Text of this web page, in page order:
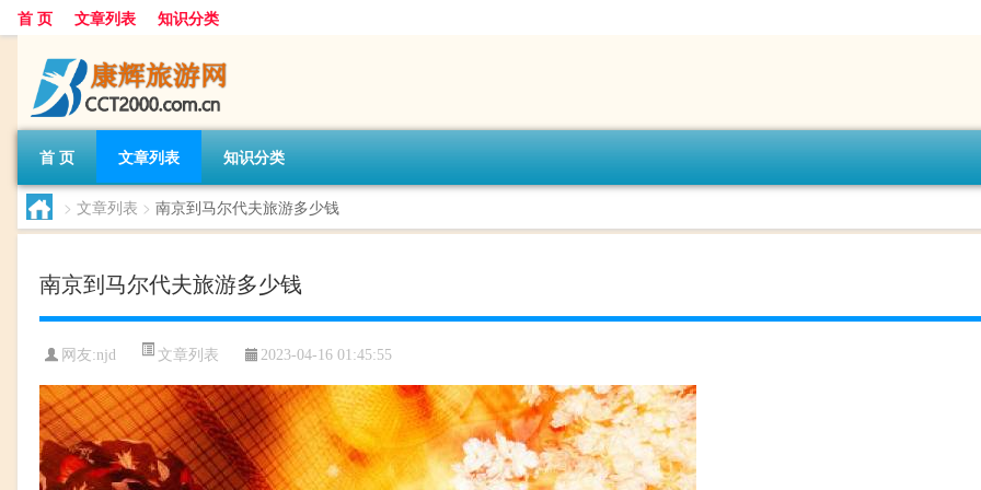
首 页 文章列表 知识分类
首 页 文章列表 知识分类
> 文章列表 > 南京到马尔代夫旅游多少钱
南京到马尔代夫旅游多少钱
网友:njd 文章列表 2023-04-16 01:45:55